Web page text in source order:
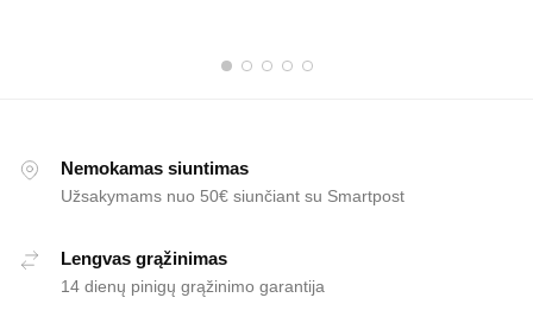
Nemokamas siuntimas
Užsakymams nuo 50€ siunčiant su Smartpost
Lengvas grąžinimas
14 dienų pinigų grąžinimo garantija